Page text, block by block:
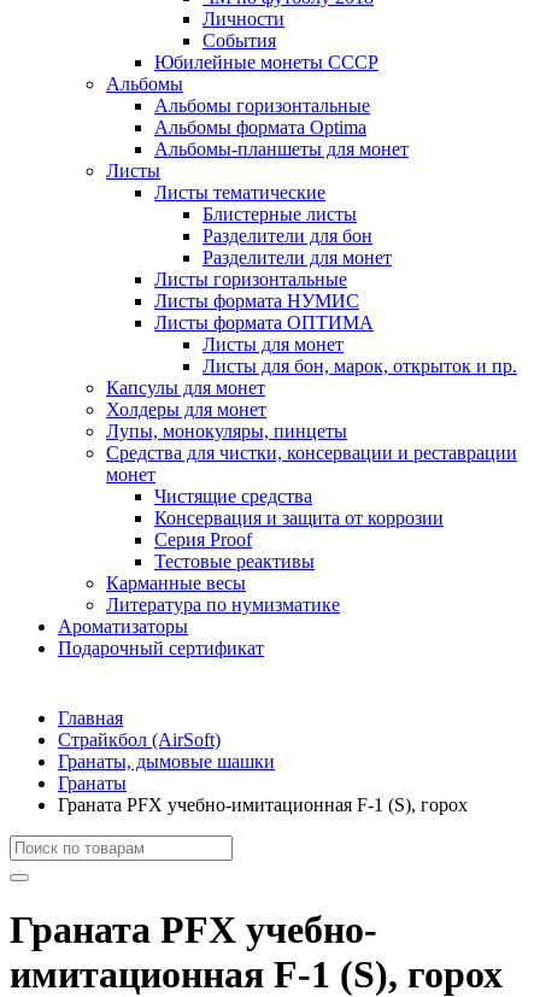
Личности
События
Юбилейные монеты СССР
Альбомы
Альбомы горизонтальные
Альбомы формата Optima
Альбомы-планшеты для монет
Листы
Листы тематические
Блистерные листы
Разделители для бон
Разделители для монет
Листы горизонтальные
Листы формата НУМИС
Листы формата ОПТИМА
Листы для монет
Листы для бон, марок, открыток и пр.
Капсулы для монет
Холдеры для монет
Лупы, монокуляры, пинцеты
Средства для чистки, консервации и реставрации
монет
Чистящие средства
Консервация и защита от коррозии
Серия Proof
Тестовые реактивы
Карманные весы
Литература по нумизматике
Ароматизаторы
Подарочный сертификат
Главная
Страйкбол (AirSoft)
Гранаты, дымовые шашки
Гранаты
Граната PFX учебно-имитационная F-1 (S), горох
Граната PFX учебно-
имитационная F-1 (S), горох